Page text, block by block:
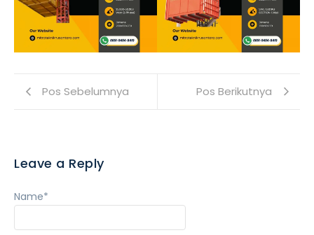
Pos Sebelumnya Pos Berikutnya
Leave a Reply
Name*